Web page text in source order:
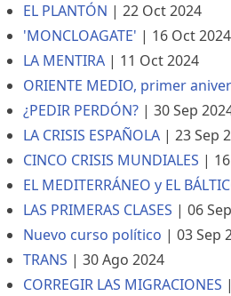
EL PLANTÓN | 22 Oct 2024
'MONCLOAGATE' | 16 Oct 2024
LA MENTIRA | 11 Oct 2024
ORIENTE MEDIO, primer
¿PEDIR PERDÓN? | 30 Sep
LA CRISIS ESPAÑOLA | 23 Sep
CINCO CRISIS MUNDIALES |
EL MEDITERRÁNEO y EL
LAS PRIMERAS CLASES | 06
Nuevo curso político | 03 Sep
TRANS | 30 Ago 2024
CORREGIR LAS MIGRACIONES |